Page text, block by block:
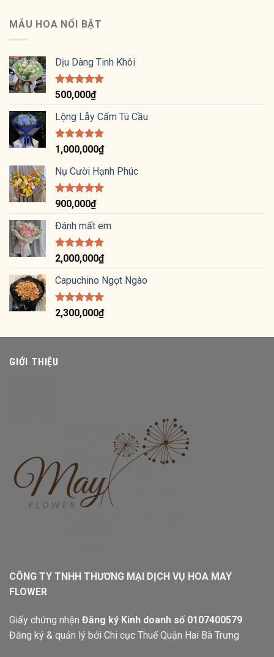
MẪU HOA NỔI BẬT
Dịu Dàng Tinh Khôi
Được xếp
hạng
5.00
5 sao
500,000₫
Lộng Lẫy Cẩm Tú Cầu
Được xếp
hạng 5.00
5 sao
1,000,000₫
Nụ Cười Hạnh Phúc
Được xếp
hạng
5.00
5 sao
900,000₫
Đánh mất em
Được xếp
hạng 5.00
5 sao
2,000,000₫
Capuchino Ngọt Ngào
Được xếp
hạng 5.00
2,300,000₫
GIỚI THIỆU
CÔNG TY TNHH THƯƠNG MẠI DỊCH VỤ HOA MAY
FLOWER
Giấy chứng nhận Đăng ký Kinh doanh số 0107400579
Đăng ký & quản lý bởi Chi cục Thuế Quận Hai Bà Trưng